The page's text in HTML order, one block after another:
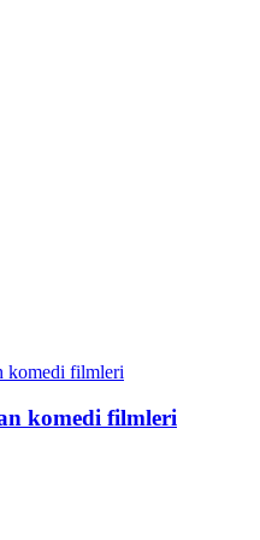
komedi filmleri
komedi filmleri